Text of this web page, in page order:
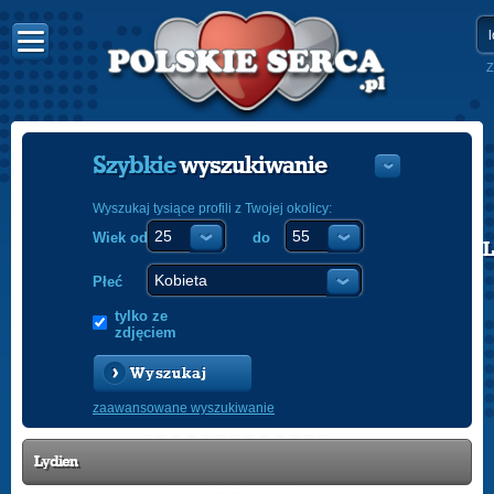
POLISH
Szybkiewyszukiwanie
Wyszukaj tysiące profili z Twojej okolicy:
Wiek od do
Płeć
tylko ze
zdjęciem
Wyszukaj
zaawansowane wyszukiwanie
Lydien